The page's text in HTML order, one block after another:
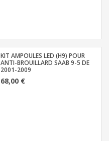
KIT AMPOULES LED (H9) POUR
ANTI-BROUILLARD SAAB 9-5 DE
2001-2009
68,00 €